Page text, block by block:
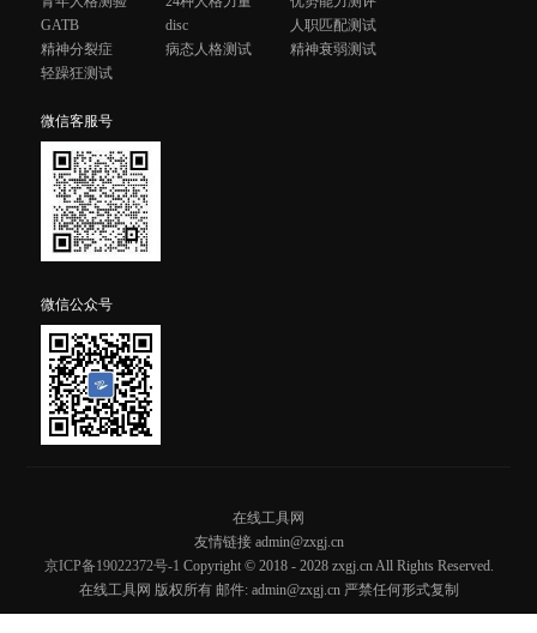
GATB
disc
人职匹配测试
精神分裂症
病态人格测试
精神衰弱测试
轻躁狂测试
微信客服号
微信公众号
在线工具网
友情链接 admin@zxgj.cn
京ICP备19022372号-1 Copyright © 2018 - 2028 zxgj.cn All Rights Reserved.
在线工具网 版权所有 邮件: admin@zxgj.cn 严禁任何形式复制